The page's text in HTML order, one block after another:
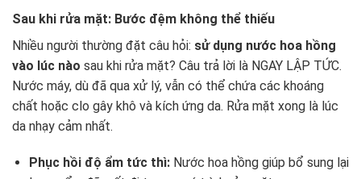
Sau khi rửa mặt: Bước đệm không thể thiếu
Nhiều người thường đặt câu hỏi: sử dụng nước hoa hồng
vào lúc nào sau khi rửa mặt? Câu trả lời là NGAY LẬP TỨC.
Nước máy, dù đã qua xử lý, vẫn có thể chứa các khoáng
chất hoặc clo gây khô và kích ứng da. Rửa mặt xong là lúc
da nhạy cảm nhất.
Phục hồi độ ẩm tức thì:Nước hoa hồng giúp bổ sung lại